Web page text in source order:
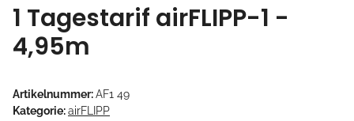
1 Tagestarif airFLIPP-1 -
4,95m
Artikelnummer:AF1 49
Kategorie:airFLIPP